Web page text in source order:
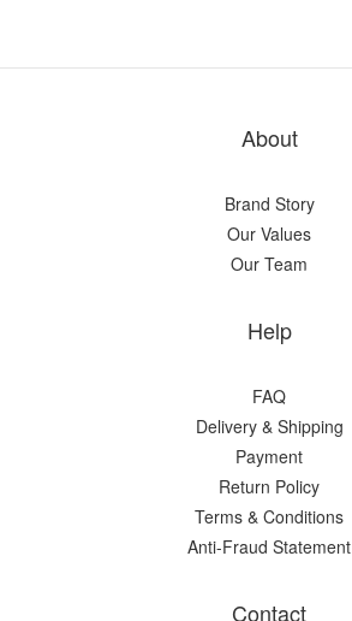
About
Brand Story
Our Values
Our Team
Help
FAQ
Delivery & Shipping
Payment
Return Policy
Terms & Conditions
Anti-Fraud Statement
Contact